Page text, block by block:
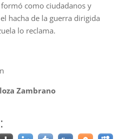
como ciudadanos y
hacha de la guerra dirigida
lo reclama.
Zambrano